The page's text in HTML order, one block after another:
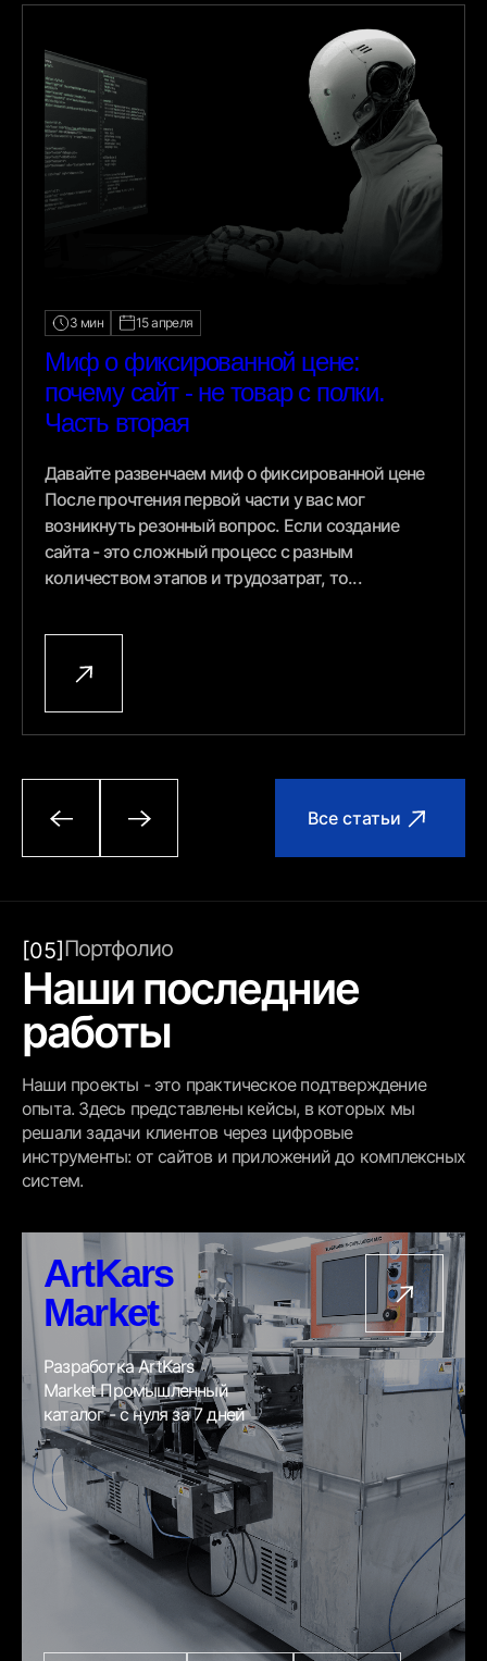
3 мин 15 апреля
Миф о фиксированной цене:
почему сайт - не товар с полки.
Часть вторая
Давайте развенчаем миф о фиксированной цене
После прочтения первой части у вас мог
возникнуть резонный вопрос. Если создание
сайта - это сложный процесс с разным
количеством этапов и трудозатрат, то...
Все статьи
[05]Портфолио
Наши последние
работы
Наши проекты - это практическое подтверждение
опыта. Здесь представлены кейсы, в которых мы
решали задачи клиентов через цифровые
инструменты: от сайтов и приложений до комплексных
систем.
ArtKars
Market
Разработка ArtKars
Market Промышленный
каталог - с нуля за 7 дней